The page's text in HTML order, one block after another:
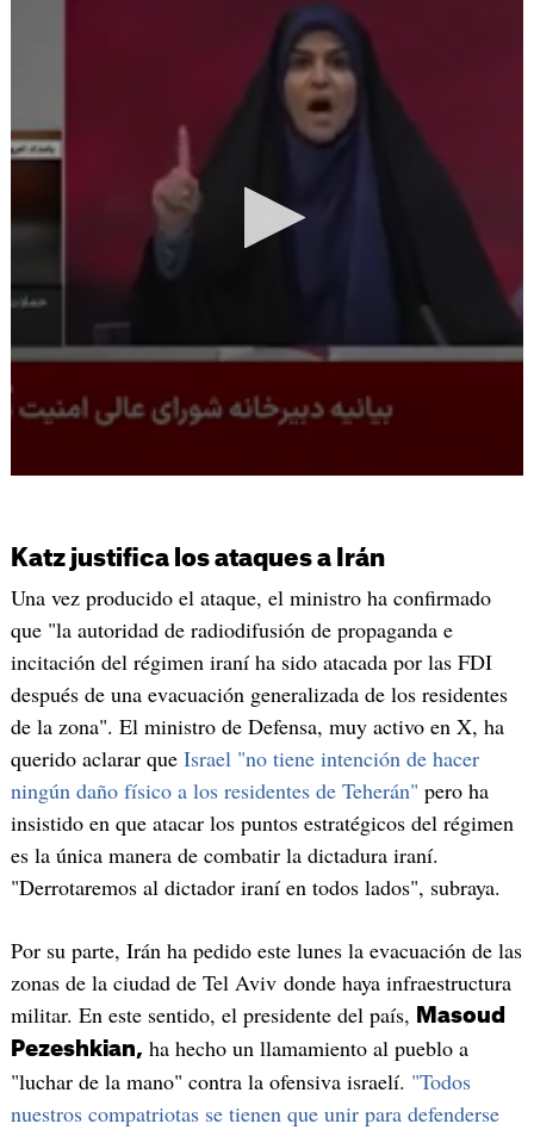
Katz justifica los ataques a Irán
Una vez producido el ataque, el ministro ha confirmado
que "la autoridad de radiodifusión de propaganda e
incitación del régimen iraní ha sido atacada por las FDI
después de una evacuación generalizada de los residentes
de la zona". El ministro de Defensa, muy activo en X, ha
querido aclarar que Israel "no tiene intención de hacer
ningún daño físico a los residentes de Teherán" pero ha
insistido en que atacar los puntos estratégicos del régimen
es la única manera de combatir la dictadura iraní.
"Derrotaremos al dictador iraní en todos lados", subraya.
Por su parte, Irán ha pedido este lunes la evacuación de las
zonas de la ciudad de Tel Aviv donde haya infraestructura
militar. En este sentido, el presidente del país, Masoud
Pezeshkian, ha hecho un llamamiento al pueblo a
"luchar de la mano" contra la ofensiva israelí. "Todos
nuestros compatriotas se tienen que unir para defenderse